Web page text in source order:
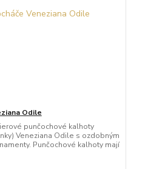
Odile
punčochové kalhoty
Veneziana Odile s ozdobným
Punčochové kalhoty mají